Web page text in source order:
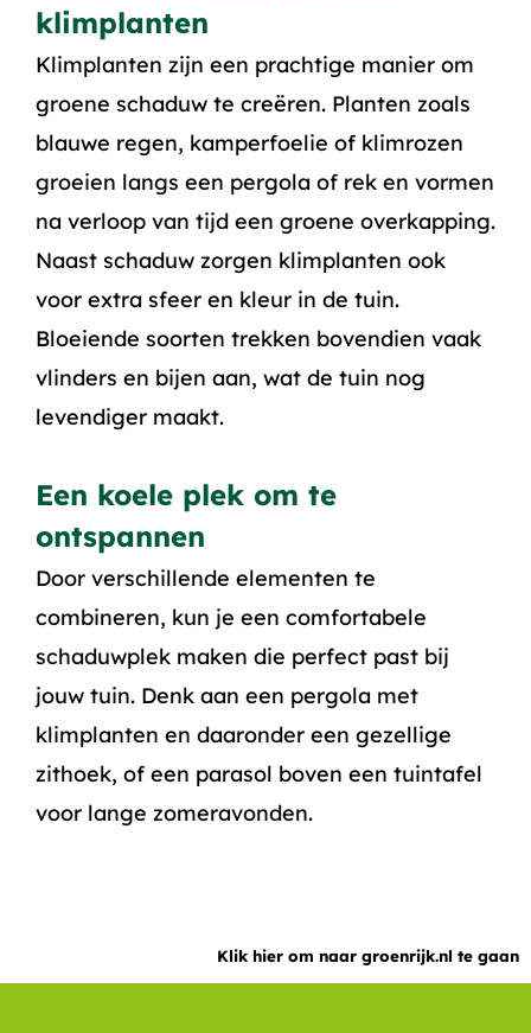
klimplanten
Klimplanten zijn een prachtige manier om
groene schaduw te creëren. Planten zoals
blauwe regen, kamperfoelie of klimrozen
groeien langs een pergola of rek en vormen
na verloop van tijd een groene overkapping.
Naast schaduw zorgen klimplanten ook
voor extra sfeer en kleur in de tuin.
Bloeiende soorten trekken bovendien vaak
vlinders en bijen aan, wat de tuin nog
levendiger maakt.
Een koele plek om te
ontspannen
Door verschillende elementen te
combineren, kun je een comfortabele
schaduwplek maken die perfect past bij
jouw tuin. Denk aan een pergola met
klimplanten en daaronder een gezellige
zithoek, of een parasol boven een tuintafel
voor lange zomeravonden.
Klik hier om naar groenrijk.nl te gaan